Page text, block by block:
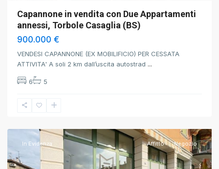
Capannone in vendita con Due Appartamenti
annessi, Torbole Casaglia (BS)
900.000 €
VENDESI CAPANNONE (EX MOBILIFICIO) PER CESSATA
ATTIVITA' A soli 2 km dall’uscita autostrad ...
6
5
Casaglia
In Evidenza Affitto Negozio